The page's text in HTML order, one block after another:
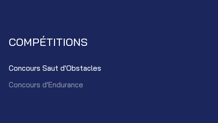
COMPÉTITIONS
Concours Saut d'Obstacles
Concours d'Endurance